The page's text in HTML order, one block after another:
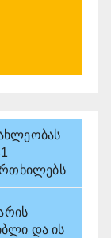
და ის